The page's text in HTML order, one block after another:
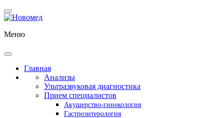
Меню
Главная
Анализы
Ультразвуковая диагностика
Прием специалистов
Акушерство-гинекология
Гастроэнтерология